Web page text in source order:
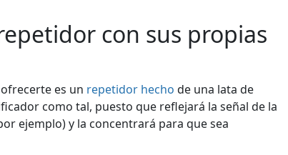
con sus propias
es un repetidor hecho de una lata de
como tal, puesto que reflejará la señal de la
ejemplo) y la concentrará para que sea